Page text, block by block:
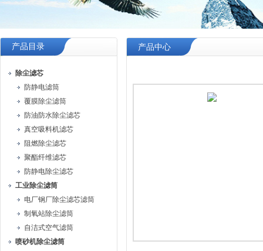
产品目录
除尘滤芯
防静电滤筒
覆膜除尘滤筒
防油防水除尘滤芯
真空吸料机滤芯
阻燃除尘滤芯
聚酯纤维滤芯
防静电除尘滤芯
工业除尘滤筒
电厂钢厂除尘滤芯滤筒
制氧站除尘滤筒
自洁式空气滤筒
喷砂机除尘滤筒
产品中心